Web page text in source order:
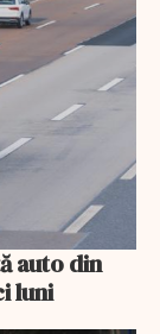
auto din
luni